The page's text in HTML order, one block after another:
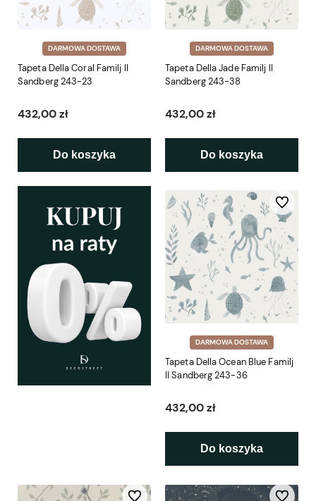
DARMOWA DOSTAWA
Tapeta Della Coral Familj II
Sandberg 243-23
432,00 zł
Do koszyka
DARMOWA DOSTAWA
Tapeta Della Jade Familj II
Sandberg 243-38
432,00 zł
Do koszyka
DARMOWA DOSTAWA
Tapeta Della Ocean Blue Familj
II Sandberg 243-36
432,00 zł
Do koszyka
Do
Do ulubionych Do